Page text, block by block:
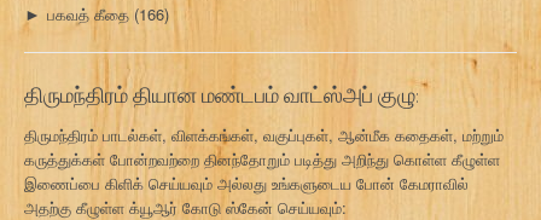
► பகவத் கீதை (166)
திருமந்திரம் தியான மண்டபம் வாட்ஸ்அப் குழு:
திருமந்திரம் பாடல்கள், விளக்கங்கள், வகுப்புகள், ஆன்மீக கதைகள், மற்றும்
கருத்துக்கள் போன்றவற்றை தினந்தோறும் படித்து அறிந்து கொள்ள கீழுள்ள
இணைப்பை கிளிக் செய்யவும் அல்லது உங்களுடைய போன் கேமராவில்
அதற்கு கீழுள்ள க்யூஆர் கோடு ஸ்கேன் செய்யவும்: